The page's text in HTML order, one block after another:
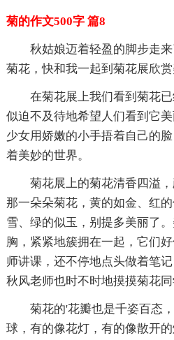
菊的作文500字 篇8
秋姑娘迈着轻盈的脚步走
菊花，快和我一起到菊花展欣赏
在菊花展上我们看到菊花
似迫不及待地希望人们看到它
少女用娇嫩的小手捂着自己的
着美妙的世界。
菊花展上的菊花清香四溢
那一朵朵菊花，黄的如金、红
雪、绿的似玉，别提多美丽了
胸，紧紧地簇拥在一起，它们
师讲课，还不停地点头做着笔
秋风老师也时不时地摸摸菊花同
菊花的'花瓣也是千姿百态
球，有的像花灯，有的像散开